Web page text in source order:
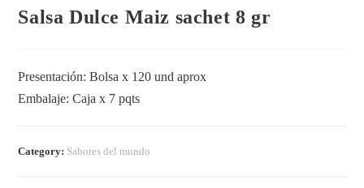
Salsa Dulce Maiz sachet 8 gr
Presentación: Bolsa x 120 und aprox
Embalaje: Caja x 7 pqts
Category: Sabores del mundo